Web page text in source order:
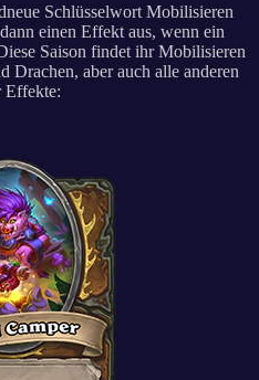
Schlüsselwort Mobilisieren
einen Effekt aus, wenn ein
Saison findet ihr Mobilisieren
Drachen, aber auch alle anderen
Effekte: